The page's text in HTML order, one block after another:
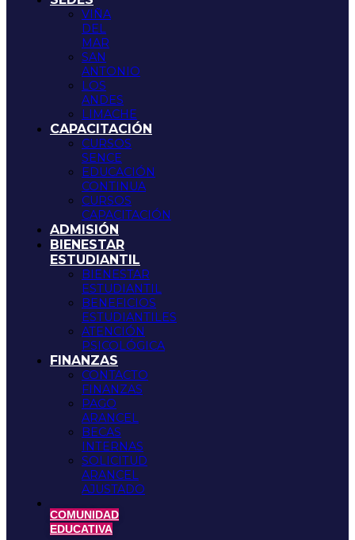
VIÑA
DEL
MAR
SAN
ANTONIO
LOS
ANDES
LIMACHE
CAPACITACIÓN
CURSOS
SENCE
EDUCACIÓN
CONTINUA
CURSOS
CAPACITACIÓN
ADMISIÓN
BIENESTAR
ESTUDIANTIL
BIENESTAR
ESTUDIANTIL
BENEFICIOS
ESTUDIANTILES
ATENCIÓN
PSICOLÓGICA
FINANZAS
CONTACTO
FINANZAS
PAGO
ARANCEL
BECAS
INTERNAS
SOLICITUD
ARANCEL
AJUSTADO
COMUNIDAD
EDUCATIVA